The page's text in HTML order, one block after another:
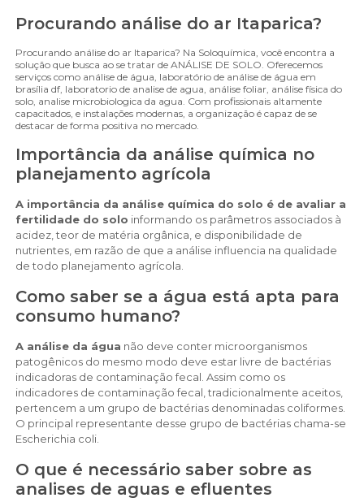
Procurando análise do ar Itaparica?
Procurando análise do ar Itaparica? Na Soloquímica, você encontra a
solução que busca ao se tratar de ANÁLISE DE SOLO. Oferecemos
serviços como análise de água, laboratório de análise de água em
brasília df, laboratorio de analise de agua, análise foliar, análise física do
solo, analise microbiologica da agua. Com profissionais altamente
capacitados, e instalações modernas, a organização é capaz de se
destacar de forma positiva no mercado.
Importância da análise química no
planejamento agrícola
A importância da análise química do solo é de avaliar a
fertilidade do solo informando os parâmetros associados à
acidez, teor de matéria orgânica, e disponibilidade de
nutrientes, em razão de que a análise influencia na qualidade
de todo planejamento agrícola.
Como saber se a água está apta para
consumo humano?
A análise da água não deve conter microorganismos
patogênicos do mesmo modo deve estar livre de bactérias
indicadoras de contaminação fecal. Assim como os
indicadores de contaminação fecal, tradicionalmente aceitos,
pertencem a um grupo de bactérias denominadas coliformes.
O principal representante desse grupo de bactérias chama-se
Escherichia coli.
O que é necessário saber sobre as
analises de aguas e efluentes